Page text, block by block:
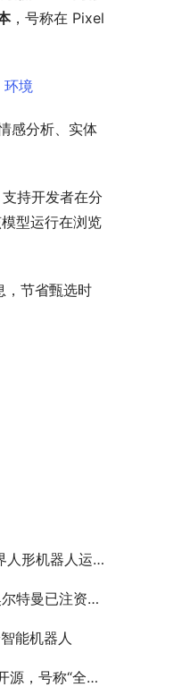
，号称在 Pixel
感分析、实体
持开发者在分
型运行在浏览
，节省甄选时
运动会跳高冠军
口公司 Merge Labs
能机器人
级效果最佳”